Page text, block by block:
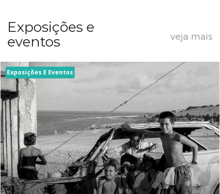
Exposições e
eventos
veja mais
Exposições E Eventos